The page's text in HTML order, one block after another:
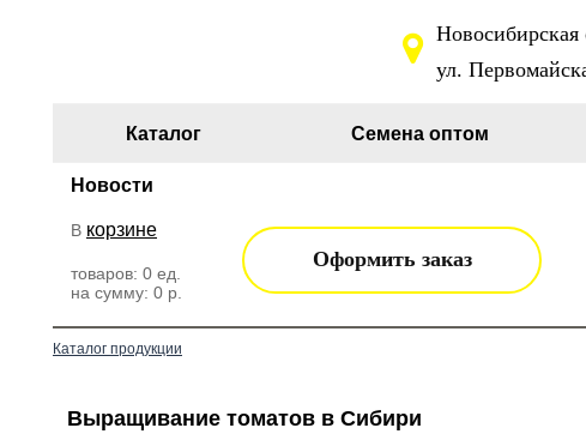
Новосибирская
ул.
Каталог Семена оптом
Новости
В корзине
товаров: 0 ед.
на сумму: 0 р.
Оформить заказ
Каталог продукции
Выращивание томатов в Сибири